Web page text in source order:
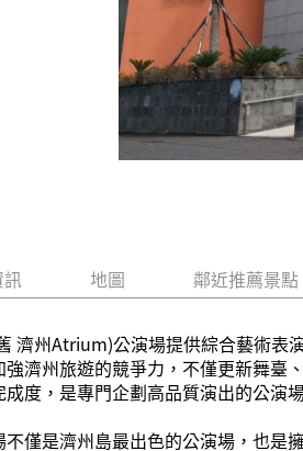
訊 地圖 鄰近推薦景點
濟州Atrium)公演場提供綜合藝術表
濟州旅遊的競爭力，不僅更新舞臺
度，是專門企劃高品質演出的公演
僅是濟州島最出色的公演場，也是